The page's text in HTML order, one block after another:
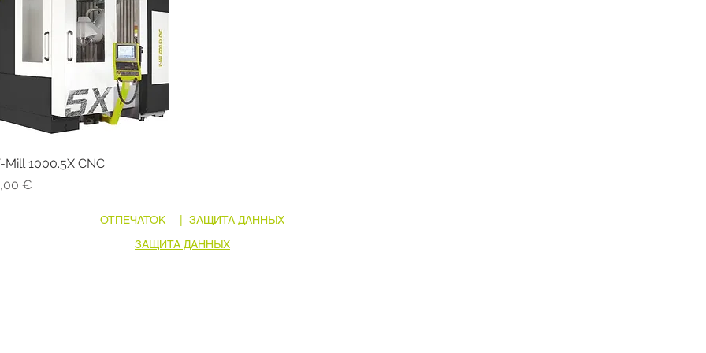
Быстрый просмотр
Mill 1000.5X CNC
€
ОТПЕЧАТОК
ЗАЩИТА ДАННЫХ
ЗАЩИТА ДАННЫХ